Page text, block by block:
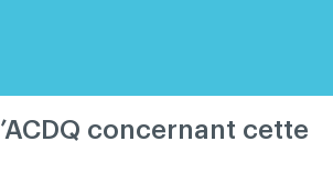
concernant cette